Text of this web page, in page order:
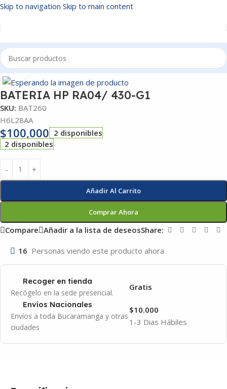
Skip to navigation Skip to main content
Inicio/BATERIAS
Click to enlarge
BATERIA HP RA04/ 430-G1
SKU: BAT260
H6L28AA
$100,000 2 disponibles
2 disponibles
Añadir Al Carrito
Comprar Ahora
Compare Añadir a la lista de deseosShare:
16 Personas viendo este producto ahora
Recoger en tienda
Recógelo en la sede presencial.
Gratis
Envíos Nacionales
Envíos a toda Bucaramanga y otras
ciudades
1-3 Dias Hábiles
$10.000